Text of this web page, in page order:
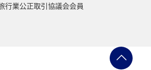
行業公正取引協議会会員